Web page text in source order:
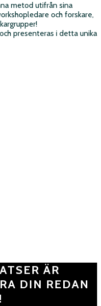
metod utifrån sina
och forskare,
presenteras i detta unika
ÄR
DIN REDAN